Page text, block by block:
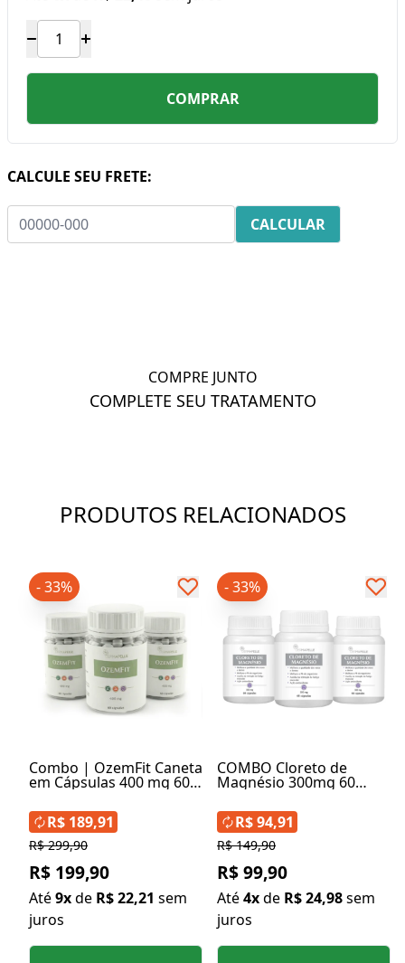
COMPRAR
CALCULE SEU FRETE:
COMPRE JUNTO
COMPLETE SEU TRATAMENTO
PRODUTOS RELACIONADOS
Combo | OzemFit Caneta
em Cápsulas 400 mg 60
- 33%
R$ 299,90
R$ 199,90
Até9xde R$ 22,21 sem
juros
R$ 189,91
COMBO Cloreto de
Magnésio 300mg 60
- 33%
R$ 149,90
R$ 99,90
Até4xde R$ 24,98sem
juros
R$ 94,91